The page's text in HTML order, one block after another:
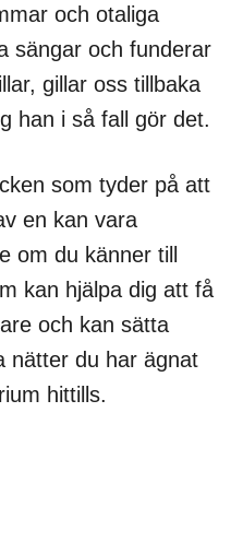
och otaliga
sängar och funderar
gillar oss tillbaka
han i så fall gör det.
som tyder på att
en kan vara
om du känner till
kan hjälpa dig att få
och kan sätta
nätter du har ägnat
hittills.